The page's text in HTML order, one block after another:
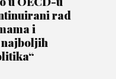
rad
i